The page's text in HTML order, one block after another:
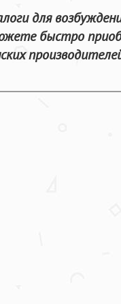
для
быстро